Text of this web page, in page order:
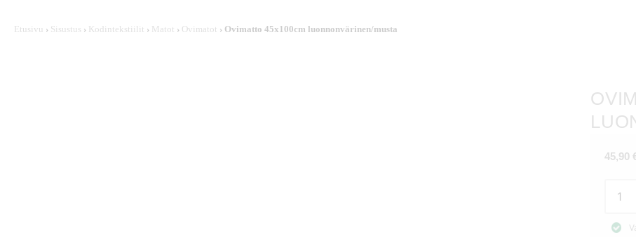
Etusivu › Sisustus › Kodintekstiilit › Matot › Ovimatot › Ovimatto 45x100cm luonnonvärinen/musta
45,90